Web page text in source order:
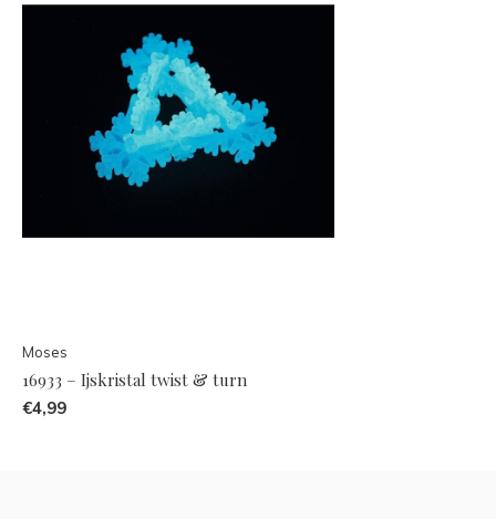
Moses
16933 – Ijskristal twist & turn
€4,99